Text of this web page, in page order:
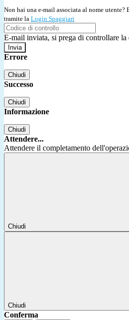
Non hai una e-mail associata al nome utente?
tramite la Login Spaggiari
E-mail inviata, si prega di controllare la
Errore
Chiudi
Successo
Chiudi
Informazione
Chiudi
Attendere...
Attendere il completamento
Chiudi
Chiudi
Conferma